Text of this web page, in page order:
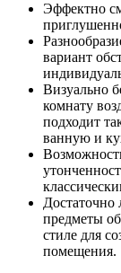
Эффектно
вариант
Визуально
комнату
подходит
ванную и
Достаточно
предметы
стиле для
помещения.